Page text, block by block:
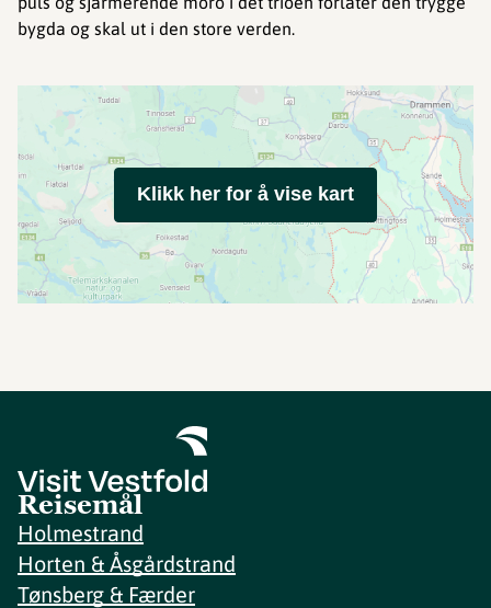
bygda og skal ut i den store verden.
Klikk her for å vise kart
Reisemål
Holmestrand
Horten & Åsgårdstrand
Tønsberg & Færder